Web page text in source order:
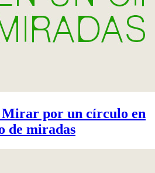
Mirar por un círculo en
de miradas